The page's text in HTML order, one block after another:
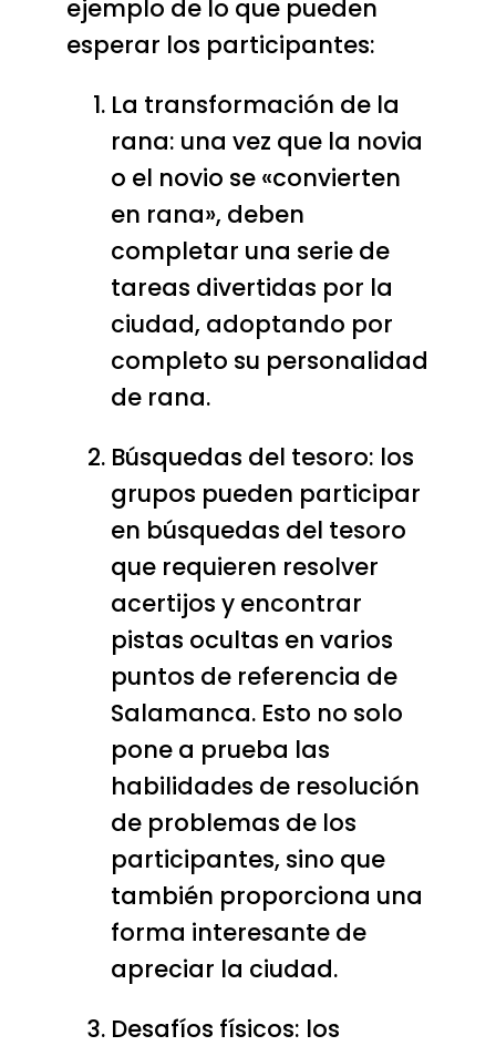
ejemplo de lo que pueden
esperar los participantes:
La transformación de la
rana: una vez que la novia
o el novio se «convierten
en rana», deben
completar una serie de
tareas divertidas por la
ciudad, adoptando por
completo su personalidad
de rana.
Búsquedas del tesoro: los
grupos pueden participar
en búsquedas del tesoro
que requieren resolver
acertijos y encontrar
pistas ocultas en varios
puntos de referencia de
Salamanca. Esto no solo
pone a prueba las
habilidades de resolución
de problemas de los
participantes, sino que
también proporciona una
forma interesante de
apreciar la ciudad.
Desafíos físicos: los